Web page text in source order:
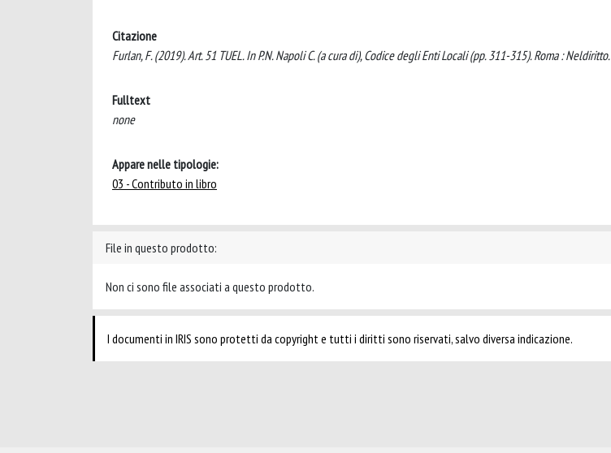
Citazione
Furlan, F. (2019). Art. 51 TUEL. In P.N. Napoli C. (a cura di), Codice degli Enti Locali (pp. 311-315). Roma : Neldiritto.
Fulltext
none
Appare nelle tipologie:
03 - Contributo in libro
File in questo prodotto:
Non ci sono file associati a questo prodotto.
I documenti in IRIS sono protetti da copyright e tutti i diritti sono riservati, salvo diversa indicazione.